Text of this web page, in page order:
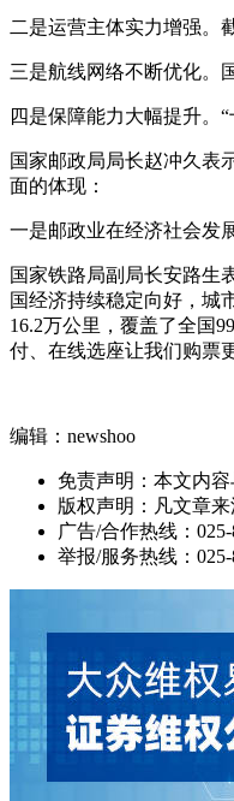
二是运营主体实力增强。
三是航线网络不断优化。
四是保障能力大幅提升。
国家邮政局局长赵冲久表
面的体现：
一是邮政业在经济社会发
国家铁路局副局长安路生
国经济持续稳定向好，城
16.2万公里，覆盖了全国
付、在线选座让我们购票
编辑：newshoo
免责声明：本文内
版权声明：凡文章
广告/合作热线：025-
举报/服务热线：025-